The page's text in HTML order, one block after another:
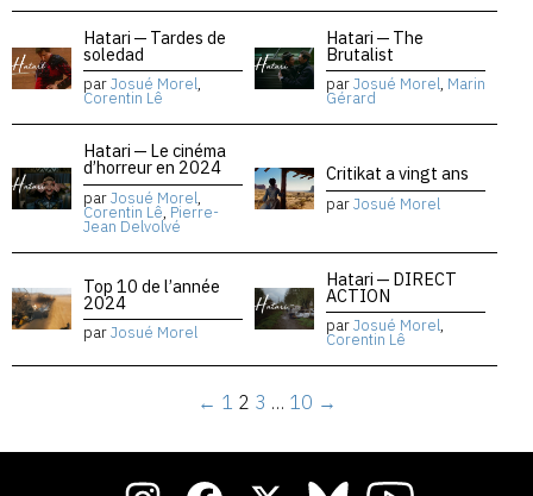
Hatari — Tardes de
soledad
parJosué Morel,
Corentin Lê
Hatari — The
Brutalist
parJosué Morel, Marin
Gérard
Hatari — Le cinéma
d’horreur en 2024
parJosué Morel,
Corentin Lê, Pierre-
Jean Delvolvé
Critikat a vingt ans
parJosué Morel
Top 10 de l’année
2024
parJosué Morel
Hatari — DIRECT
ACTION
parJosué Morel,
Corentin Lê
← 1 2 3 … 10 →